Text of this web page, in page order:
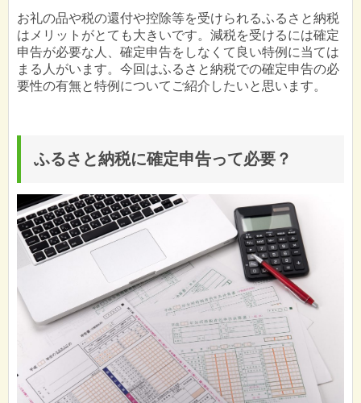
お礼の品や税の還付や控除等を受けられるふるさと納税
はメリットがとても大きいです。減税を受けるには確定
申告が必要な人、確定申告をしなくて良い特例に当ては
まる人がいます。今回はふるさと納税での確定申告の必
要性の有無と特例についてご紹介したいと思います。
ふるさと納税に確定申告って必要？